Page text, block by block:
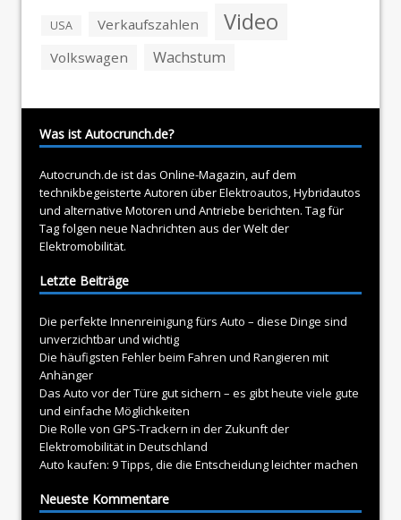
USA Verkaufszahlen Video
Volkswagen Wachstum
Was ist Autocrunch.de?
Autocrunch.de ist das Online-Magazin, auf dem
technikbegeisterte Autoren überElektroautos, Hybridautos
und alternative Motoren und Antriebe berichten. Tag für
Tag folgen neue Nachrichten aus der Welt der
Elektromobilität.
Letzte Beiträge
Die perfekte Innenreinigung fürs Auto – diese Dinge sind
unverzichtbar und wichtig
Die häufigsten Fehler beim Fahren und Rangieren mit
Anhänger
Das Auto vor der Türe gut sichern – es gibt heute viele gute
und einfache Möglichkeiten
Die Rolle von GPS-Trackern in der Zukunft der
Elektromobilität in Deutschland
Auto kaufen: 9 Tipps, die die Entscheidung leichter machen
Neueste Kommentare